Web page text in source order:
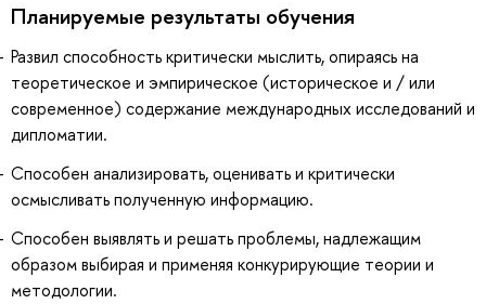
Планируемые результаты обучения
Развил способность критически мыслить, опираясь на
теоретическое и эмпирическое (историческое и / или
современное) содержание международных исследований и
дипломатии.
Способен анализировать, оценивать и критически
осмысливать полученную информацию.
Способен выявлять и решать проблемы, надлежащим
образом выбирая и применяя конкурирующие теории и
методологии.